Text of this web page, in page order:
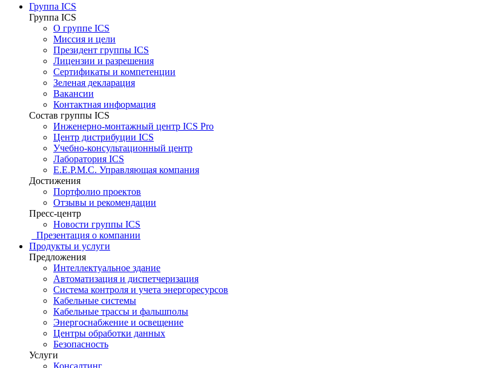
Группа ICS
Группа ICS
О группе ICS
Миссия и цели
Президент группы ICS
Лицензии и разрешения
Сертификаты и компетенции
Зеленая декларация
Вакансии
Контактная информация
Состав группы ICS
Инженерно-монтажный центр ICS Pro
Центр дистрибуции ICS
Учебно-консультационный центр
Лаборатория ICS
E.E.P.M.C. Управляющая компания
Достижения
Портфолио проектов
Отзывы и рекомендации
Пресс-центр
Новости группы ICS
Презентация о компании
Продукты и услуги
Предложения
Интеллектуальное здание
Автоматизация и диспетчеризация
Система контроля и учета энергоресурсов
Кабельные системы
Кабельные трассы и фальшполы
Энергоснабжение и освещение
Центры обработки данных
Безопасность
Услуги
Консалтинг